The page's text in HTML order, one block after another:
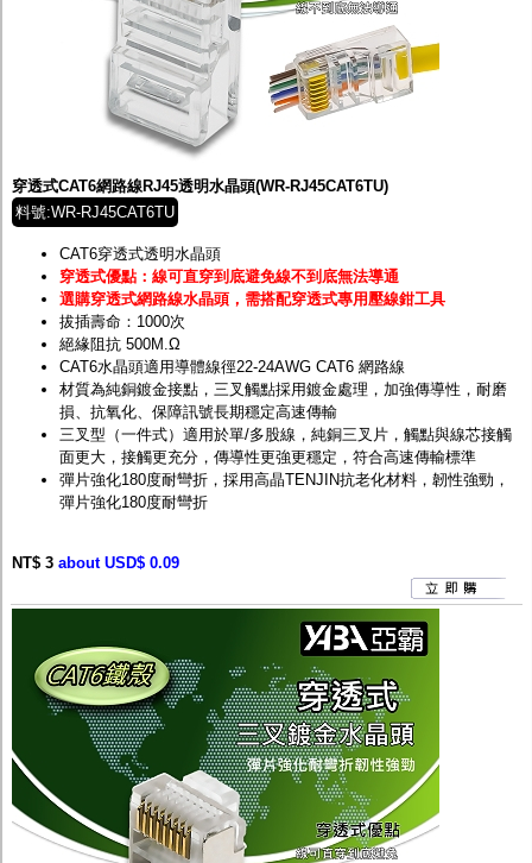
穿透式CAT6網路線RJ45透明水晶頭(WR-RJ45CAT6TU)
料號:WR-RJ45CAT6TU
CAT6穿透式透明水晶頭
穿透式優點：線可直穿到底避免線不到底無法導通
選購穿透式網路線水晶頭，需搭配穿透式專用壓線鉗工具
拔插壽命：1000次
絕緣阻抗 500M.Ω
CAT6水晶頭適用導體線徑22-24AWG CAT6 網路線
材質為純銅鍍金接點，三叉觸點採用鍍金處理，加強傳導性，耐磨
損、抗氧化、保障訊號長期穩定高速傳輸
三叉型（一件式）適用於單/多股線，純銅三叉片，觸點與線芯接觸
面更大，接觸更充分，傳導性更強更穩定，符合高速傳輸標準
彈片強化180度耐彎折，採用高晶TENJIN抗老化材料，韌性強勁，
彈片強化180度耐彎折
NT$ 3 about USD$ 0.09